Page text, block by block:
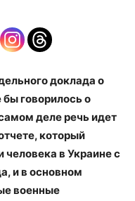
доклада о
бы говорилось о
деле речь идет
который
в Украине с
и в основном
военные